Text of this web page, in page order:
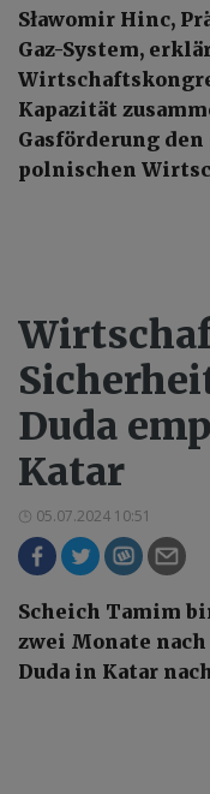
Sławomir Hinc,
Gaz-System,
Kapazität
Gasförderung
polnischen
Duda
Katar
05.07.2024 10:51
Scheich Tamim
zwei Monate
Duda in Katar